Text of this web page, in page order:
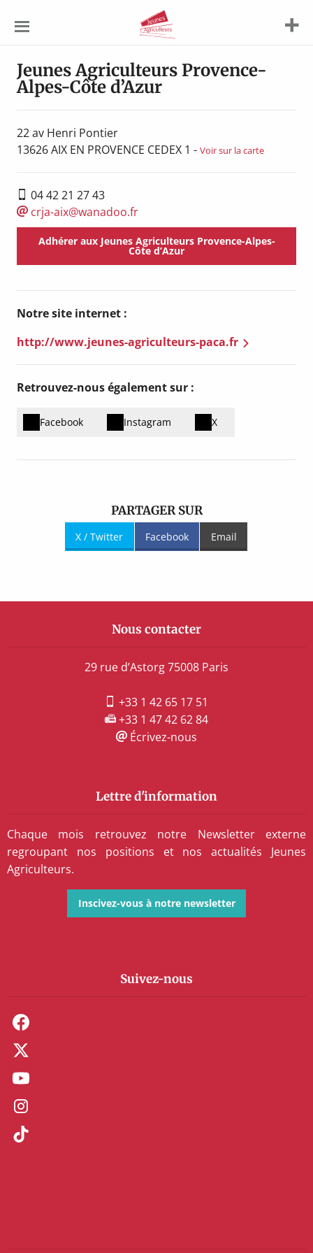
Agriculteurs
Jeunes Agriculteurs Provence-
Alpes-Côte d’Azur
22 av Henri Pontier
13626AIX EN PROVENCE CEDEX 1 - Voir sur la carte
04 42 21 27 43
crja-aix@wanadoo.fr
Adhérer aux Jeunes Agriculteurs Provence-Alpes-
Côte d’Azur
Notre site internet :
http://www.jeunes-agriculteurs-paca.fr
Retrouvez-nous également sur :
Facebook Instagram X
PARTAGER SUR
X / Twitter Facebook Email
Nous contacter
29 rue d’Astorg 75008 Paris
+33 1 42 65 17 51
+33 1 47 42 62 84
Écrivez-nous
Lettre d'information
Chaque mois retrouvez notre Newsletter externe
regroupant nos positions et nos actualités Jeunes
Agriculteurs.
Inscivez-vous à notre newsletter
Suivez-nous